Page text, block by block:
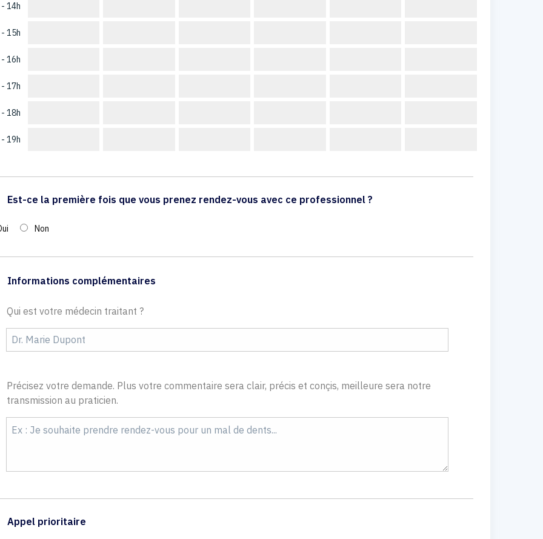
14h
15h
16h
17h
18h
19h
Est-ce la première fois que vous prenez rendez-vous avec ce professionnel ?
Non
Informations complémentaires
Qui est votre médecin traitant ?
Précisez votre demande. Plus votre commentaire sera clair, précis et conçis, meilleure sera notre
transmission au praticien.
Appel prioritaire